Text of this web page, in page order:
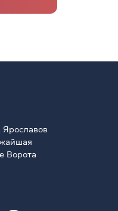
Ярославов
Ворота